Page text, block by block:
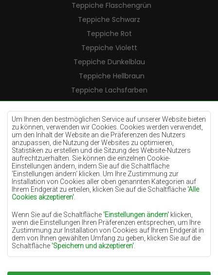
Um Ihnen den bestmöglichen Service auf unserer Website bieten
zu können, verwenden wir Cookies. Cookies werden verwendet,
um den Inhalt der Website an die Präferenzen des Nutzers
anzupassen, die Nutzung der Websites zu optimieren,
Statistiken zu erstellen und die Sitzung des Website-Nutzers
aufrechtzuerhalten. Sie können die einzelnen Cookie-
Einstellungen ändern, indem Sie auf die Schaltfläche
'Einstellungen ändern‘ klicken. Um Ihre Zustimmung zur
Installation von Cookies aller oben genannten Kategorien auf
Ihrem Endgerät zu erteilen, klicken Sie auf die Schaltfläche 'Alle
Cookies akzeptieren'
Wenn Sie auf die Schaltfläche 'Einstellungen ändern' klicken,
wenn die Einstellungen Ihren Präferenzen entsprechen, um Ihre
Zustimmung zur Installation von Cookies auf Ihrem Endgerät in
dem von Ihnen gewählten Umfang zu geben, klicken Sie auf die
Schaltfläche 'Speichern und akzeptieren'
Grundlage für die Verarbeitung das berechtigte Interesse des
Teppiche Flaschengrün
Teppiche Schwarz
Teppiche Rot
Teppiche Violett
Teppiche Dunkelblau
Teppiche Hellbraun
Teppiche Lachsfarben
Teppiche Cremefarben
Teppiche Lilac
Teppiche Gelb
Teppiche Pfefferminz
Teppiche Blau
Teppiche Orange
Teppiche Rosa
Teppiche Terrakotte
Teppiche Grün
Teppiche Golden